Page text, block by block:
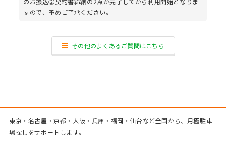
すので、予めご了承ください。
その他のよくあるご質問はこちら
東京・名古屋・京都・大阪・兵庫・福岡・仙台など全国から、月極駐車
場探しをサポートします。